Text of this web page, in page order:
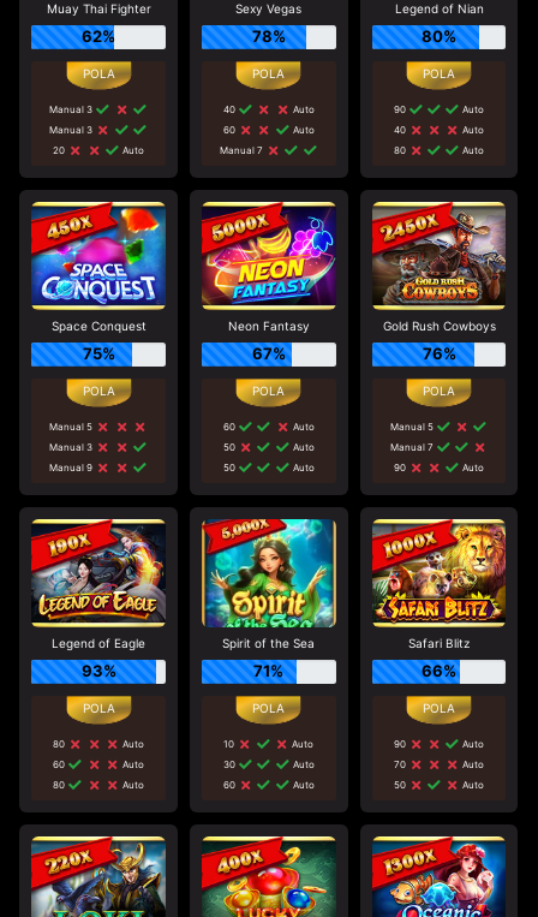
Muay Thai Fighter
62%
Manual 3
Manual 3
20
Auto
Sexy Vegas
78%
40
Auto
60
Auto
Manual 7
Legend of Nian
80%
90
Auto
40
Auto
80
Auto
Space Conquest
75%
Manual 5
Manual 3
Manual 9
Neon Fantasy
67%
60
Auto
50
Auto
50
Auto
Gold Rush Cowboys
76%
Manual 5
Manual 7
90
Auto
Legend of Eagle
93%
80
Auto
60
Auto
80
Auto
Spirit of the Sea
71%
10
Auto
30
Auto
60
Auto
Safari Blitz
66%
90
Auto
70
Auto
50
Auto